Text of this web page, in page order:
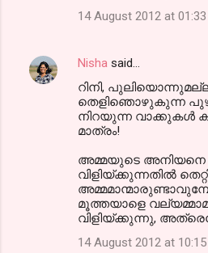
14 August 2012 at 01:33
Nisha said…
റിനി,
തെളിഞൊഴുകുന്ന
നിറയുന്ന വാക്കുകള്‍
മാത്രം!
അമ്മയുടെ അനിയനെ
വിളിയ്ക്കുന്നതില്‍
മൂത്തയാളെ
വിളിയ്ക്കുന്നു,
14 August 2012 at 10:15